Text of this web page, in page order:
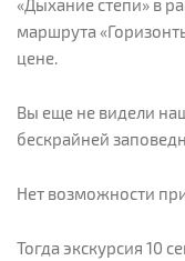
«Дыхание степи» в
маршрута
цене.
Вы еще не видели
бескрайней
Нет возможности
Тогда экскурсия 10